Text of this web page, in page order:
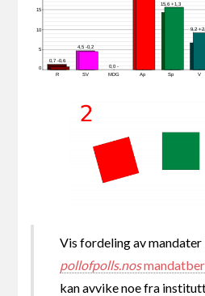
0,7 -0,6
4,5 -0,2
0,0 -
15,6 +1,3
9,2
R SV MDG Ap Sp V
0
5
10
15
Vis fordeling av mandater
pollofpolls.nos
kan avvike noe fra